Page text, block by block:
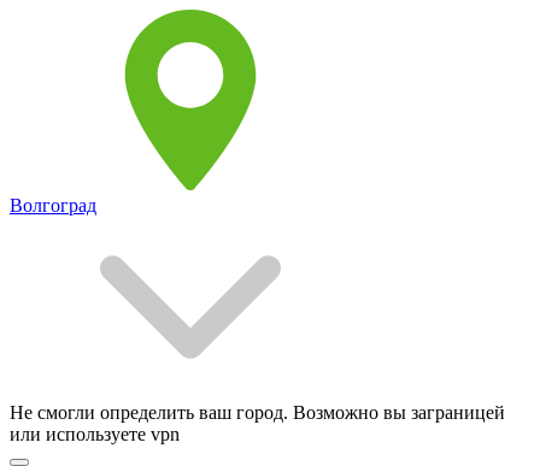
Волгоград
Не смогли определить ваш город. Возможно вы заграницей
или используете vpn